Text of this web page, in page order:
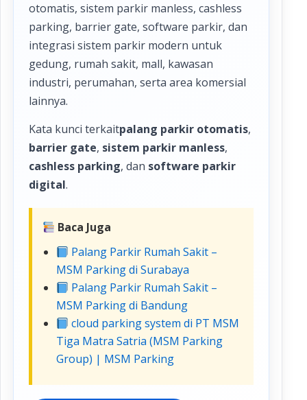
otomatis, sistem parkir manless, cashless
parking, barrier gate, software parkir, dan
integrasi sistem parkir modern untuk
gedung, rumah sakit, mall, kawasan
industri, perumahan, serta area komersial
lainnya.
Kata kunci terkaitpalang parkir otomatis,
barrier gate, sistem parkir manless,
cashless parking, dan software parkir
digital.
Baca Juga
Palang Parkir Rumah Sakit –
MSM Parking di Surabaya
Palang Parkir Rumah Sakit –
MSM Parking di Bandung
cloud parking system di PT MSM
Tiga Matra Satria (MSM Parking
Group) | MSM Parking